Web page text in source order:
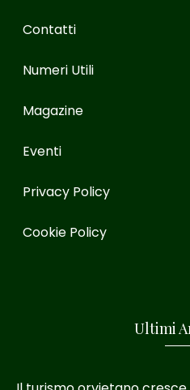
Contatti
Numeri Utili
Magazine
Eventi
Privacy Policy
Cookie Policy
Ultimi